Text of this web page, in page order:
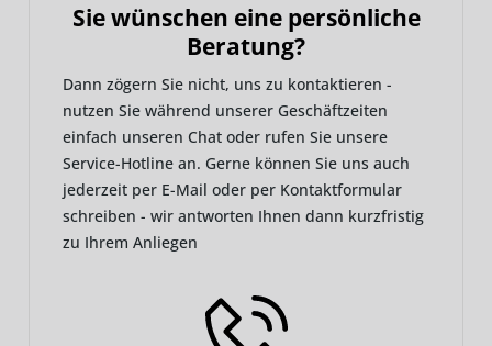
Sie wünschen eine persönliche
Beratung?
Dann zögern Sie nicht, uns zu kontaktieren -
nutzen Sie während unserer Geschäftzeiten
einfach unseren Chat oder rufen Sie unsere
Service-Hotline an. Gerne können Sie uns auch
jederzeit per E-Mail oder per Kontaktformular
schreiben - wir antworten Ihnen dann kurzfristig
zu Ihrem Anliegen